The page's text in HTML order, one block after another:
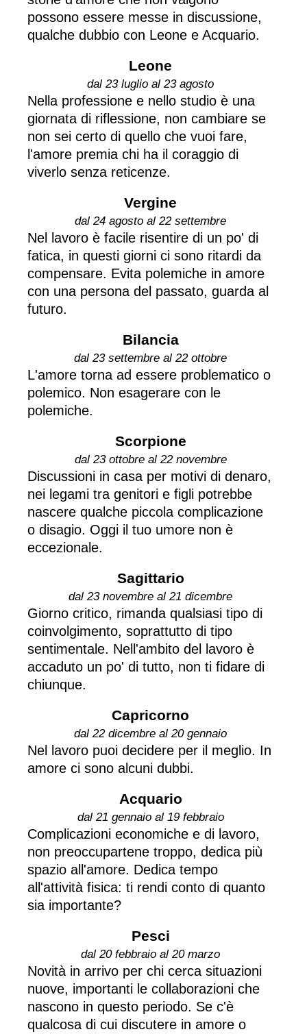
possono essere messe in discussione,
qualche dubbio con Leone e Acquario.
Leone
dal 23 luglio al 23 agosto
Nella professione e nello studio è una
giornata di riflessione, non cambiare se
non sei certo di quello che vuoi fare,
l'amore premia chi ha il coraggio di
viverlo senza reticenze.
Vergine
dal 24 agosto al 22 settembre
Nel lavoro è facile risentire di un po' di
fatica, in questi giorni ci sono ritardi da
compensare. Evita polemiche in amore
con una persona del passato, guarda al
futuro.
Bilancia
dal 23 settembre al 22 ottobre
L'amore torna ad essere problematico o
polemico. Non esagerare con le
polemiche.
Scorpione
dal 23 ottobre al 22 novembre
Discussioni in casa per motivi di denaro,
nei legami tra genitori e figli potrebbe
nascere qualche piccola complicazione
o disagio. Oggi il tuo umore non è
eccezionale.
Sagittario
dal 23 novembre al 21 dicembre
Giorno critico, rimanda qualsiasi tipo di
coinvolgimento, soprattutto di tipo
sentimentale. Nell'ambito del lavoro è
accaduto un po' di tutto, non ti fidare di
chiunque.
Capricorno
dal 22 dicembre al 20 gennaio
Nel lavoro puoi decidere per il meglio. In
amore ci sono alcuni dubbi.
Acquario
dal 21 gennaio al 19 febbraio
Complicazioni economiche e di lavoro,
non preoccupartene troppo, dedica più
spazio all'amore. Dedica tempo
all'attività fisica: ti rendi conto di quanto
sia importante?
Pesci
dal 20 febbraio al 20 marzo
Novità in arrivo per chi cerca situazioni
nuove, importanti le collaborazioni che
nascono in questo periodo. Se c'è
qualcosa di cui discutere in amore o